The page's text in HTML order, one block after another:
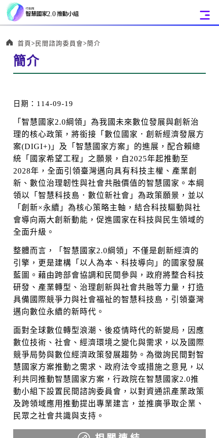
首頁 民間諮詢委員會 簡介
簡介
:::
日期：114-09-19
「智慧國家2.0綱領」為我國未來數位發展與創新治
理的核心政策，將銜接「數位國家．創新經濟發展方
案(DIGI+)」及「智慧國家方案」的進展，配合賴總
統「國家希望工程」之願景，自2025年起推動至
2028年，全面引領臺灣邁向具有科技主權、產業創
新、數位治理韌性與社會共融價值的智慧國家。本綱
領以「智慧科技島．數位新社會」為政策願景，並以
「創新×永續」為核心策略主軸，結合科技驅動與社
會導向兩大創新動能，促進國家在科技與民生領域的
全面升級。
整體而言，「智慧國家2.0綱領」不僅是創新經濟的
引擎，更是建構「以人為本、科技導向」的國家發展
藍圖。藉由跨部會協調和民間參與，政府將整合科技
研發、產業轉型、治理創新與社會共融等力量，打造
具備國際競爭力與社會福祉的智慧科技島，引領臺灣
邁向數位永續的新時代。
面對全球數位轉型浪潮、後疫情時代的新變局，因應
數位技術、社會、經濟環境之變化與需求，以及國際
競爭局勢與數位經濟政策發展趨勢。為徵詢民間對智
慧國家方案推動之需求、政府法令或措施之意見，以
利共同推動智慧國家方案，行政院在智慧國家2.0推
動小組下設置民間諮詢委員會，以對資通訊產業政策
及跨領域應用推動提出專業建言，並推廣爭取企業、
民眾之社會共識與支持。